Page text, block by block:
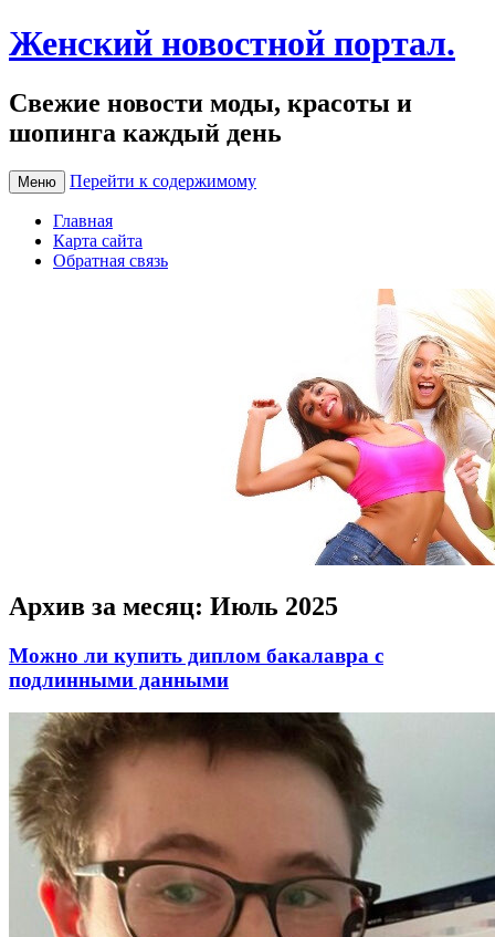
Женский новостной портал.
Свежие новости моды, красоты и
шопинга каждый день
Меню Перейти к содержимому
Главная
Карта сайта
Обратная связь
Архив за месяц: Июль 2025
Можно ли купить диплом бакалавра с
подлинными данными